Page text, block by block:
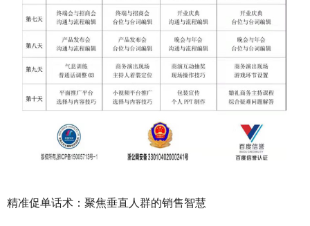
精准促单话术：聚焦垂直人群的销售智慧